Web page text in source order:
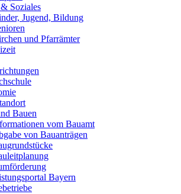
Soziales
Jugend, Bildung
und Pfarrämter
Bauen
vom Bauamt
von Bauanträgen
Bayern